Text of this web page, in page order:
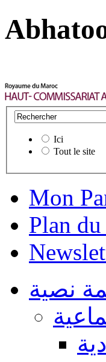
Ici
Tout le site
Mon
Plan
نصية